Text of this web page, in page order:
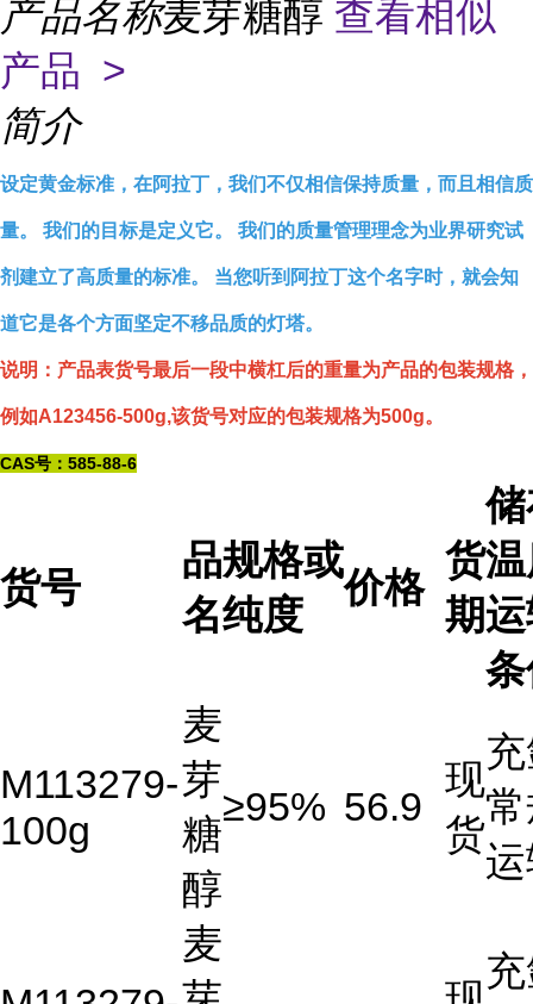
产品名称麦芽糖醇 查看相似
产品 >
简介
设定黄金标准，在阿拉丁，我们不仅相信保持质量，而且相信质
量。 我们的目标是定义它。 我们的质量管理理念为业界研究试
剂建立了高质量的标准。 当您听到阿拉丁这个名字时，就会知
道它是各个方面坚定不移品质的灯塔。
说明：产品表货号最后一段中横杠后的重量为产品的包装规格，
例如A123456-500g,该货号对应的包装规格为500g。
CAS号：585-88-6
货号
品
名
规格或
纯度
价格
货
期
M113279-
100g
麦
芽
糖
醇
≥95% 56.9
现
货
麦